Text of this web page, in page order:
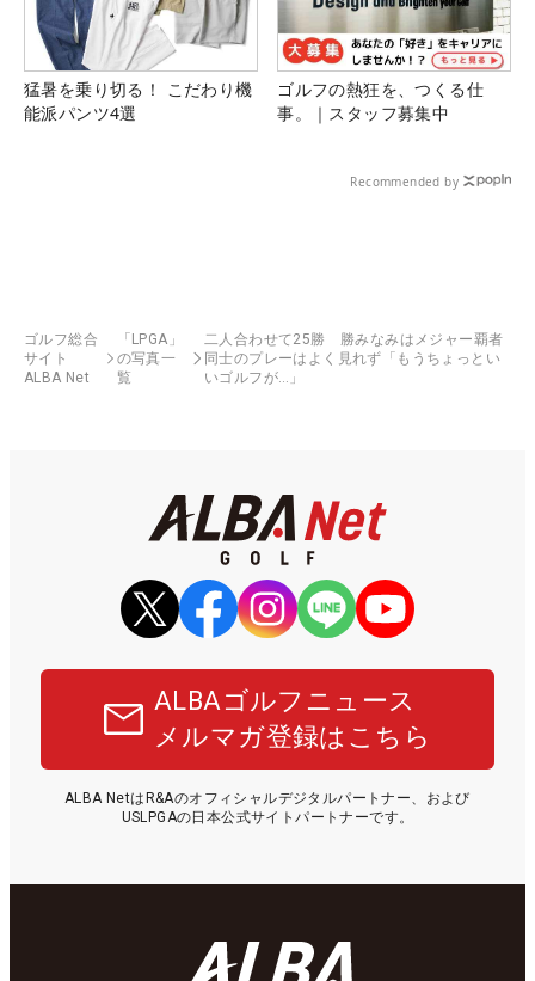
猛暑を乗り切る！ こだわり機
能派パンツ4選
ゴルフの熱狂を、つくる仕
事。｜スタッフ募集中
Recommended by
ゴルフ総合
サイト
ALBA Net
「LPGA」
の写真一
覧
二人合わせて25勝 勝みなみはメジャー覇者
同士のプレーはよく見れず「もうちょっとい
いゴルフが…」
ALBAゴルフニュース
メルマガ登録はこちら
ALBA NetはR&Aのオフィシャルデジタルパートナー、および
USLPGAの日本公式サイトパートナーです。